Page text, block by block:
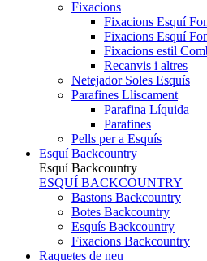
Fixacions
Fixacions Esquí
Fixacions Esquí
Fixacions estil
Recanvis i altres
Netejador Soles Esquís
Parafines Lliscament
Parafina Líquida
Parafines
Pells per a Esquís
Esquí Backcountry
Esquí Backcountry
ESQUÍ BACKCOUNTRY
Bastons Backcountry
Botes Backcountry
Esquís Backcountry
Fixacions Backcountry
Raquetes de neu